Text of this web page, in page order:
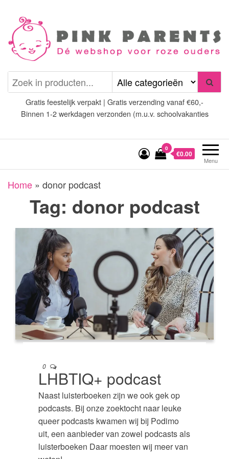
inhoud
Pink Parents
(wens)ouders
Gratis feestelijk verpakt | Gratis verzending vanaf €60,-
Binnen 1-2 werkdagen verzonden (m.u.v. schoolvakanties
Menu
0
€0.00
Home » donor podcast
Tag: donor podcast
0
LHBTIQ+ podcast
Naast luisterboeken zijn we ook gek op
podcasts. Bij onze zoektocht naar leuke
queer podcasts kwamen wij bij Podimo
uit, een aanbieder van zowel podcasts als
luisterboeken Daar moesten wij meer van